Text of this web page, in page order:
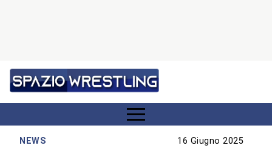
NEWS 16 Giugno 2025